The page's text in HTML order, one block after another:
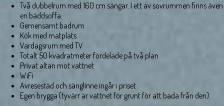
Två dubbelrum med 160 cm sängar. I ett av sovrummen finns även
en bäddsoffa.
Gemensamt badrum
Kök med matplats
Vardagsrum med TV
Totalt 50 kvadratmeter fördelade på två plan
Privat altan mot vattnet
WiFi
Avresestäd och sänglinne ingår i priset
Egen brygga (tyvärr är vattnet för grunt för att bada från den).